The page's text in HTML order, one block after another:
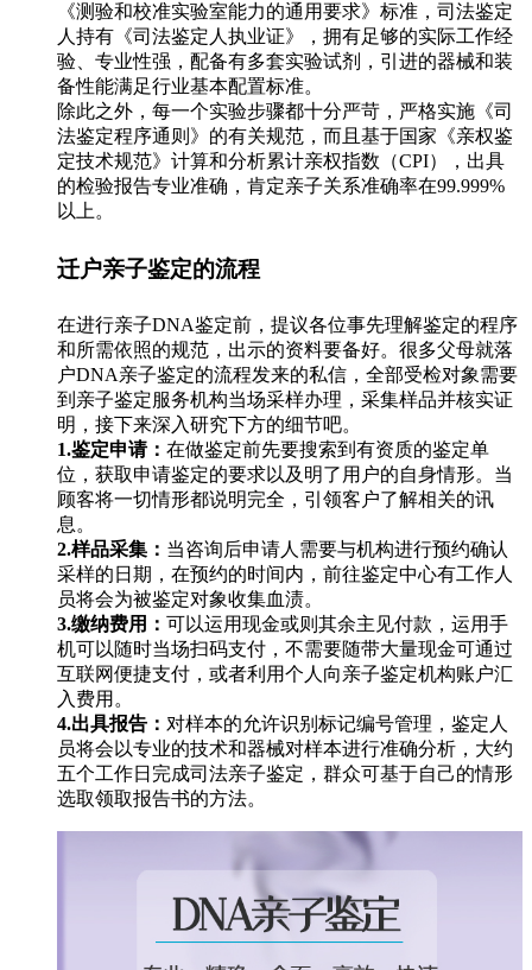
《测验和校准实验室能力的通用要求》标准，司法鉴定
人持有《司法鉴定人执业证》，拥有足够的实际工作经
验、专业性强，配备有多套实验试剂，引进的器械和装
备性能满足行业基本配置标准。
除此之外，每一个实验步骤都十分严苛，严格实施《司
法鉴定程序通则》的有关规范，而且基于国家《亲权鉴
定技术规范》计算和分析累计亲权指数（CPI），出具
的检验报告专业准确，肯定亲子关系准确率在99.999%
以上。
迁户亲子鉴定的流程
在进行亲子DNA鉴定前，提议各位事先理解鉴定的程序
和所需依照的规范，出示的资料要备好。很多父母就落
户DNA亲子鉴定的流程发来的私信，全部受检对象需要
到亲子鉴定服务机构当场采样办理，采集样品并核实证
明，接下来深入研究下方的细节吧。
1.鉴定申请： 在做鉴定前先要搜索到有资质的鉴定单
位，获取申请鉴定的要求以及明了用户的自身情形。当
顾客将一切情形都说明完全，引领客户了解相关的讯
息。
2.样品采集： 当咨询后申请人需要与机构进行预约确认
采样的日期，在预约的时间内，前往鉴定中心有工作人
员将会为被鉴定对象收集血渍。
3.缴纳费用： 可以运用现金或则其余主见付款，运用手
机可以随时当场扫码支付，不需要随带大量现金可通过
互联网便捷支付，或者利用个人向亲子鉴定机构账户汇
入费用。
4.出具报告： 对样本的允许识别标记编号管理，鉴定人
员将会以专业的技术和器械对样本进行准确分析，大约
五个工作日完成司法亲子鉴定，群众可基于自己的情形
选取领取报告书的方法。